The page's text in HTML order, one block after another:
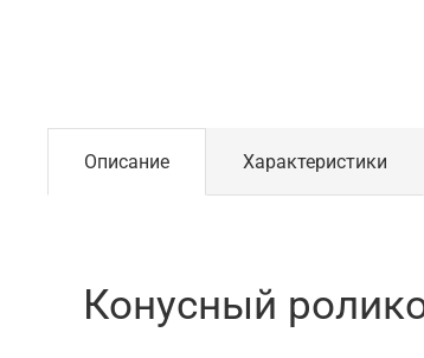
Описание Характеристики
Конусный